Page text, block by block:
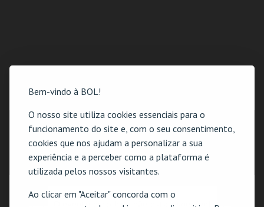
Bem-vindo à BOL!
O nosso site utiliza cookies essenciais para o
funcionamento do site e, com o seu consentimento,
cookies que nos ajudam a personalizar a sua
experiência e a perceber como a plataforma é
utilizada pelos nossos visitantes.
Ao clicar em "Aceitar" concorda com o
MORADA
Edifício dos Paços do Concelho, Largo de São Pedro
2510-086 Óbidos
O evento escolhido não está disponível